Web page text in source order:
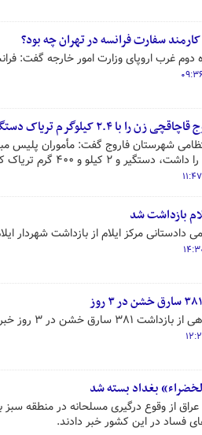
دوم غرب اروپای وزارت امور خارجه گفت:
را با ۲.۴ کیلوگرم تریاک دستگیر کرد
شهرستان فاروج گفت: مأموران پلیس
و ۲ کیلو و ۴۰۰ گرم تریاک کشف کردند.
بازداشت شد
دادستانی مرکز ایلام از بازداشت شهردار
۳۸۱ سارق خشن در ۳ روز خبر داد.
بغداد بسته شد
از وقوع درگیری مسلحانه در منطقه
فساد در این کشور خبر دادند.